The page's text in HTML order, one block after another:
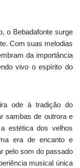
o Bebadafonte surge
Com suas melodias
da importância
vivo o espírito do
ode à tradição do
sambas de outrora e
estética dos velhos
era de encanto e
pelo som do passado
musical única